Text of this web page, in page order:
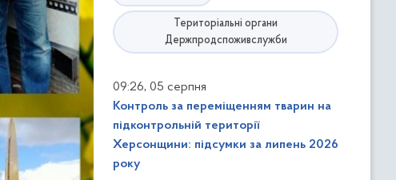
Територіальні органи
Держпродспоживслужби
09:26, 05 серпня
Контроль за переміщенням тварин на
підконтрольній території
Херсонщини: підсумки за липень 2026
року